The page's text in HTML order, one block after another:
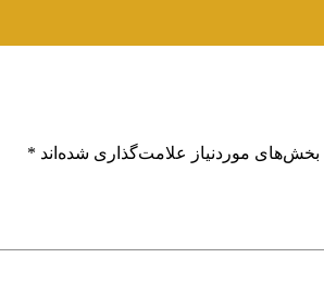
بخش‌های موردنیاز علامت‌گذاری شده‌اند *